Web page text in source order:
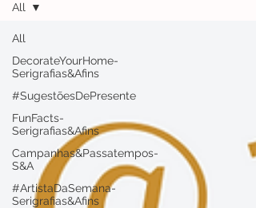
All
DecorateYourHome-
Serigrafias&Afins
#SugestõesDePresente
FunFacts-
Serigrafias&Afins
Campanhas&Passatempos-
S&A
#ArtistaDaSemana-
Serigrafias&Afins
All